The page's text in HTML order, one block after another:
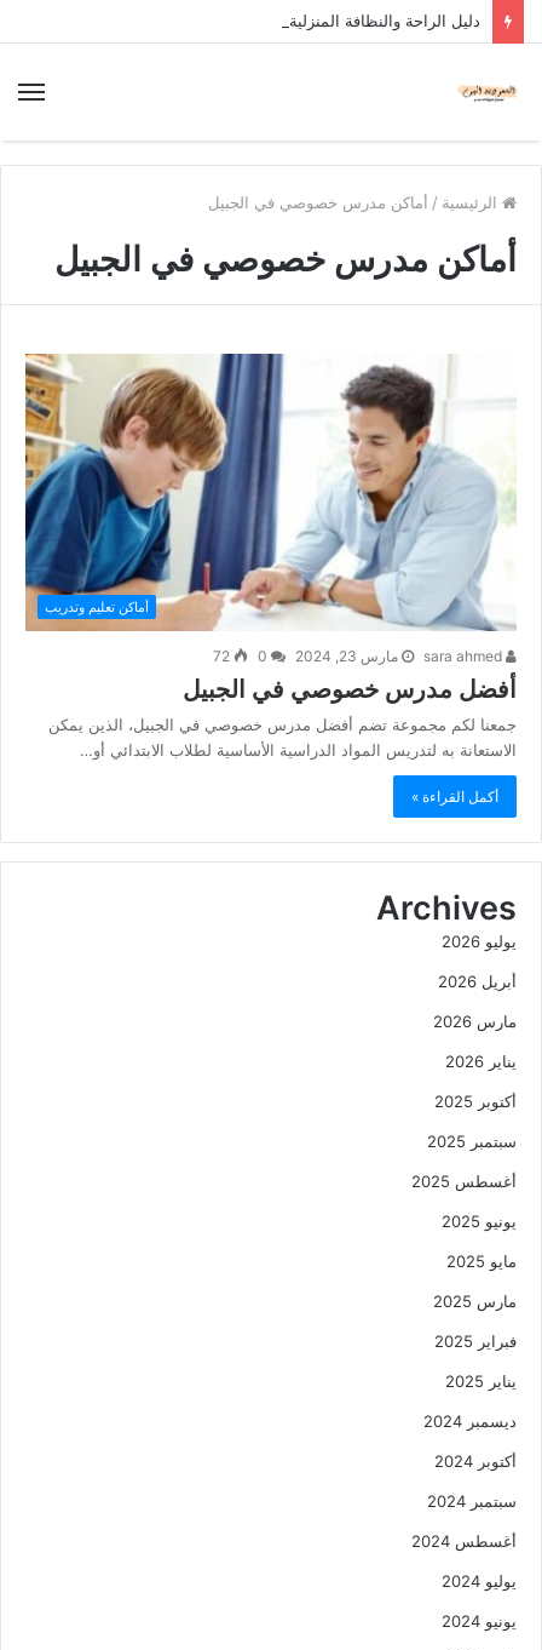
دليل الراحة والنظافة المنزلية
الرئيسية / أماكن مدرس خصوصي في الجبيل
أماكن مدرس خصوصي في الجبيل
أماكن تعليم وتدريب
مارس 23, 2024 72
أفضل مدرس خصوصي في الجبيل
جمعنا لكم مجموعة تضم أفضل مدرس خصوصي في الجبيل، الذين يمكن
الاستعانة به لتدريس المواد الدراسية الأساسية لطلاب الابتدائي أو…
أكمل القراءة »
Archives
يوليو 2026
أبريل 2026
مارس 2026
يناير 2026
أكتوبر 2025
سبتمبر 2025
أغسطس 2025
يونيو 2025
مايو 2025
مارس 2025
فبراير 2025
يناير 2025
ديسمبر 2024
أكتوبر 2024
سبتمبر 2024
أغسطس 2024
يوليو 2024
يونيو 2024